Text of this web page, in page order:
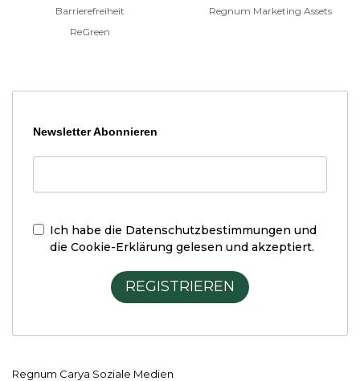
Barrierefreiheit
ReGreen
Regnum Marketing Assets
Newsletter Abonnieren
Ich habe die Datenschutzbestimmungen und
die Cookie-Erklärung gelesen und akzeptiert.
REGISTRIEREN
Regnum Carya Soziale Medien